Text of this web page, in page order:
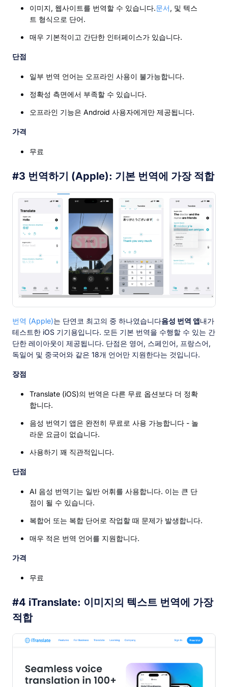
이미지, 웹사이트를 번역할 수 있습니다.문서, 및 텍스
트 형식으로 단어.
매우 기본적이고 간단한 인터페이스가 있습니다.
단점
일부 번역 언어는 오프라인 사용이 불가능합니다.
정확성 측면에서 부족할 수 있습니다.
오프라인 기능은 Android 사용자에게만 제공됩니다.
가격
무료
#3 번역하기 (Apple): 기본 번역에 가장 적합
번역 (Apple)는 단연코 최고의 중 하나였습니다음성 번역 앱내가
테스트한 iOS 기기용입니다. 모든 기본 번역을 수행할 수 있는 간
단한 레이아웃이 제공됩니다. 단점은 영어, 스페인어, 프랑스어,
독일어 및 중국어와 같은 18개 언어만 지원한다는 것입니다.
장점
Translate (iOS)의 번역은 다른 무료 옵션보다 더 정확
합니다.
음성 번역기 앱은 완전히 무료로 사용 가능합니다 - 놀
라운 요금이 없습니다.
사용하기 꽤 직관적입니다.
단점
AI 음성 번역기는 일반 어휘를 사용합니다. 이는 큰 단
점이 될 수 있습니다.
복합어 또는 복합 단어로 작업할 때 문제가 발생합니다.
매우 적은 번역 언어를 지원합니다.
가격
무료
#4 iTranslate: 이미지의 텍스트 번역에 가장
적합